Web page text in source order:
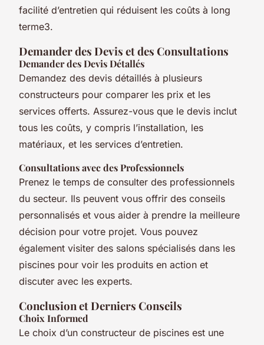
facilité d’entretien qui réduisent les coûts à long
terme3.
Demander des Devis et des Consultations
Demander des Devis Détallés
Demandez des devis détaillés à plusieurs
constructeurs pour comparer les prix et les
services offerts. Assurez-vous que le devis inclut
tous les coûts, y compris l’installation, les
matériaux, et les services d’entretien.
Consultations avec des Professionnels
Prenez le temps de consulter des professionnels
du secteur. Ils peuvent vous offrir des conseils
personnalisés et vous aider à prendre la meilleure
décision pour votre projet. Vous pouvez
également visiter des salons spécialisés dans les
piscines pour voir les produits en action et
discuter avec les experts.
Conclusion et Derniers Conseils
Choix Informed
Le choix d’un constructeur de piscines est une